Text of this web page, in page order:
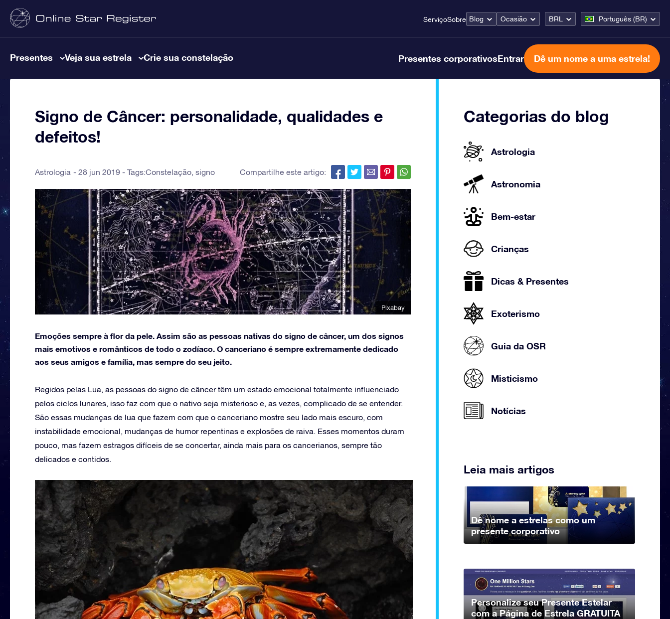
ServiçoSobre Blog Ocasião BRL Português (BR)
Presentes Veja sua estrela Crie sua constelação Presentes corporativosEntrar Dê um nome a uma estrela!
Signo de Câncer: personalidade, qualidades e
defeitos!
Astrologia 28 jun 2019 - Tags:Constelação, signo Compartilhe este artigo:
Pixabay
Emoções sempre à flor da pele. Assim são as pessoas nativas do signo de câncer, um dos signos
mais emotivos e românticos de todo o zodíaco. O canceriano é sempre extremamente dedicado
aos seus amigos e família, mas sempre do seu jeito.
Regidos pelas Lua, as pessoas do signo de câncer têm um estado emocional totalmente influenciado
pelos ciclos lunares, isso faz com que o nativo seja misterioso e, as vezes, complicado de se entender.
São essas mudanças de lua que fazem com que o canceriano mostre seu lado mais escuro, com
instabilidade emocional, mudanças de humor repentinas e explosões de raiva. Esses momentos duram
pouco, mas fazem estragos difíceis de se concertar, ainda mais para os cancerianos, sempre tão
delicados e contidos.
Categorias do blog
Astrologia
Astronomia
Bem-estar
Crianças
Dicas & Presentes
Exoterismo
Guia da OSR
Misticismo
Notícias
Leia mais artigos
Dê nome a estrelas como um
presente corporativo
Personalize seu Presente Estelar
com a Página de Estrela GRATUITA